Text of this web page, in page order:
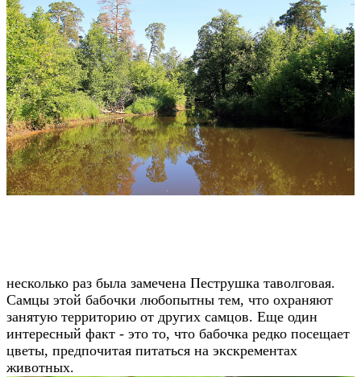
несколько раз была замечена Пеструшка таволговая.
Самцы этой бабочки любопытны тем, что охраняют
занятую территорию от других самцов. Еще один
интересный факт - это то, что бабочка редко посещает
цветы, предпочитая питаться на экскрементах
животных.